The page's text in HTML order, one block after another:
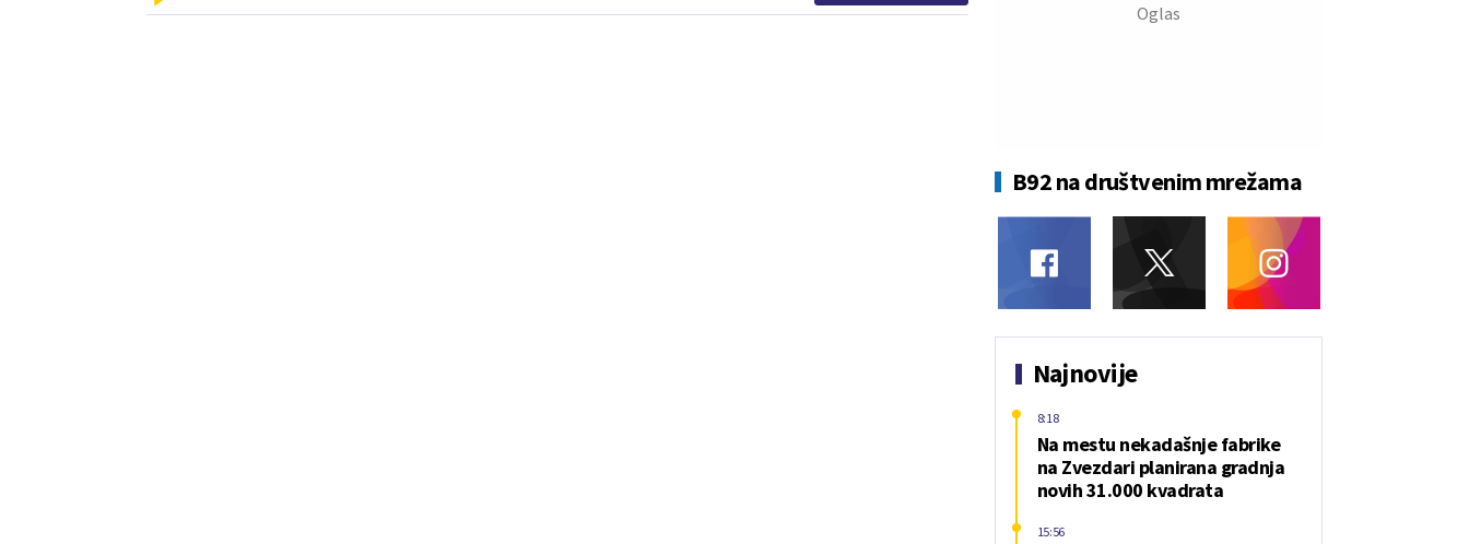
B92 na društvenim mrežama
Najnovije
Na mestu nekadašnje fabrike
na Zvezdari planirana gradnja
novih 31.000 kvadrata
8:18
15:56